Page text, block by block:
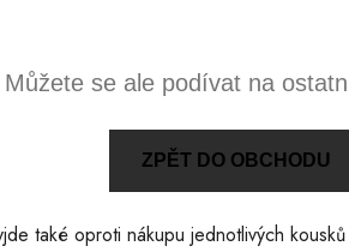
Můžete se ale podívat na
ZPĚT DO OBCHODU
také oproti nákupu jednotlivých